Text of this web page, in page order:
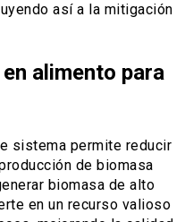
así a la mitigación
alimento para
sistema permite reducir
de biomasa
biomasa de alto
en un recurso valioso